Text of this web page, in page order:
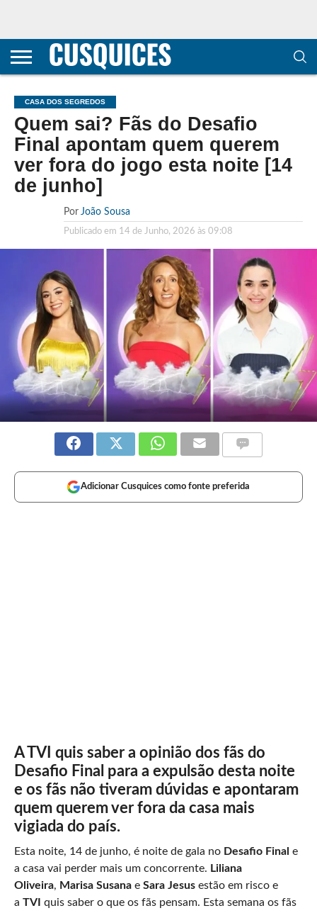
CONTACTOS
HOME
POLÍTICA DE
E COOKIES
SOBRE
TERMOS E
TRANSPARÊNCIA
METODOLOGIA
CASA DOS SEGREDOS
Quem sai? Fãs do Desafio
Final apontam quem querem
ver fora do jogo esta noite [14
de junho]
Por João Sousa
Publicado em 14 de Junho, 2026 às 09:08
Adicionar Cusquices como fonte preferida
A TVI quis saber a opinião dos fãs do
Desafio Final para a expulsão desta noite
e os fãs não tiveram dúvidas e apontaram
quem querem ver fora da casa mais
vigiada do país.
Esta noite, 14 de junho, é noite de gala no Desafio Final e
a casa vai perder mais um concorrente. Liliana
Oliveira, Marisa Susanae Sara Jesusestão em risco e
a TVI quis saber o que os fãs pensam. Esta semana os fãs